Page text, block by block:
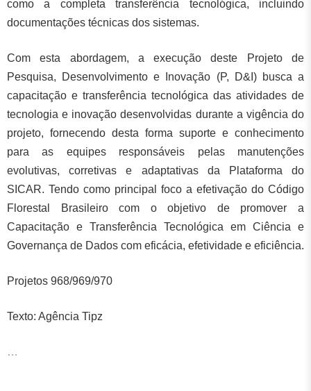
como a completa transferência tecnológica, incluindo
documentações técnicas dos sistemas.
Com esta abordagem, a execução deste Projeto de
Pesquisa, Desenvolvimento e Inovação (P, D&I) busca a
capacitação e transferência tecnológica das atividades de
tecnologia e inovação desenvolvidas durante a vigência do
projeto, fornecendo desta forma suporte e conhecimento
para as equipes responsáveis pelas manutenções
evolutivas, corretivas e adaptativas da Plataforma do
SICAR. Tendo como principal foco a efetivação do Código
Florestal Brasileiro com o objetivo de promover a
Capacitação e Transferência Tecnológica em Ciência e
Governança de Dados com eficácia, efetividade e eficiência.
Projetos 968/969/970
Texto: Agência Tipz
…